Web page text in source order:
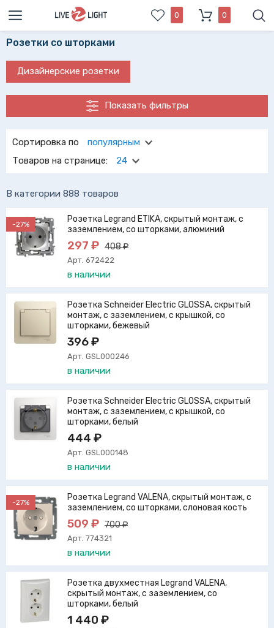
0 0
Розетки со шторками
Дизайнерские розетки
Показать фильтры
Сортировка по
популярным
Товаров на странице:
24
В категории 888 товаров
-27%
Розетка Legrand ETIKA, скрытый монтаж, с
заземлением, со шторками, алюминий
297 ₽ 408 ₽
Арт. 672422
в наличии
Розетка Schneider Electric GLOSSA, скрытый
монтаж, с заземлением, с крышкой, со
шторками, бежевый
396 ₽
Арт. GSL000246
в наличии
Розетка Schneider Electric GLOSSA, скрытый
монтаж, с заземлением, с крышкой, со
шторками, белый
444 ₽
Арт. GSL000148
в наличии
-27%
Розетка Legrand VALENA, скрытый монтаж, с
заземлением, со шторками, слоновая кость
509 ₽ 700 ₽
Арт. 774321
в наличии
Розетка двухместная Legrand VALENA,
скрытый монтаж, с заземлением, со
шторками, белый
1 440 ₽